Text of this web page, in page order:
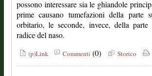
possono interessare sia le ghiandole
prime causano tumefazioni della parte
orbitario, le seconde, invece, della
radice del naso.
(p)Link Commenti (0) Storico